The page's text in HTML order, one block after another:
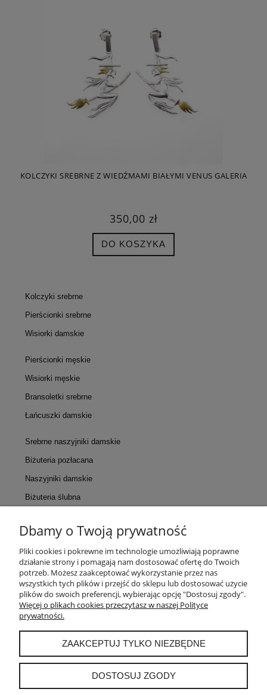
KOLCZYKI SREBRNE Z WIEDŹMAMI BIAŁYMI VENUS GALERIA
350,00 zł
DO KOSZYKA
Kolczyki srebrne
Pierścionki srebrne
Wisiorki damskie
Pierścionki męskie
Wisiorki męskie
Bransoletki srebrne
Łańcuszki damskie
Srebrne naszyjniki damskie
Biżuteria pozłacana
Naszyjniki damskie
Biżuteria ślubna
KONTAKT
POMOC
MOJE KONTO
PŁATNOŚCI I DOSTAWA
INFORMACJE
Dbamy o Twoją prywatność
Pliki cookies i pokrewne im technologie umożliwiają poprawne
działanie strony i pomagają nam dostosować ofertę do Twoich
potrzeb. Możesz zaakceptować wykorzystanie przez nas
wszystkich tych plików i przejść do sklepu lub dostosować użycie
plików do swoich preferencji, wybierając opcję "Dostosuj zgody".
Więcej o plikach cookies przeczytasz w naszej Polityce
prywatności.
ZAAKCEPTUJ TYLKO NIEZBĘDNE
DOSTOSUJ ZGODY